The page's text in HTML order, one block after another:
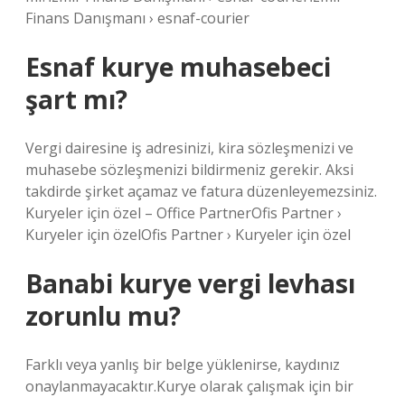
Finans Danışmanı › esnaf-courier
Esnaf kurye muhasebeci
şart mı?
Vergi dairesine iş adresinizi, kira sözleşmenizi ve
muhasebe sözleşmenizi bildirmeniz gerekir. Aksi
takdirde şirket açamaz ve fatura düzenleyemezsiniz.
Kuryeler için özel – Office PartnerOfis Partner ›
Kuryeler için özelOfis Partner › Kuryeler için özel
Banabi kurye vergi levhası
zorunlu mu?
Farklı veya yanlış bir belge yüklenirse, kaydınız
onaylanmayacaktır.Kurye olarak çalışmak için bir